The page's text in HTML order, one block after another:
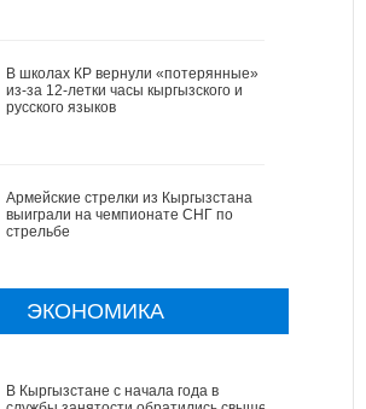
В школах КР вернули «потерянные»
из-за 12-летки часы кыргызского и
русского языков
Армейские стрелки из Кыргызстана
выиграли на чемпионате СНГ по
стрельбе
ЭКОНОМИКА
В Кыргызстане с начала года в